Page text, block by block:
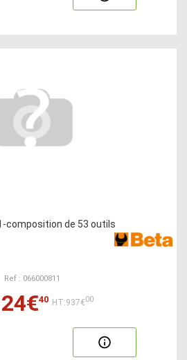
composition de 53 outils
Ref : 066000811
40 HT:937€00